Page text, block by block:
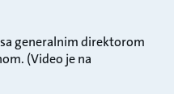
generalnim direktorom
(Video je na